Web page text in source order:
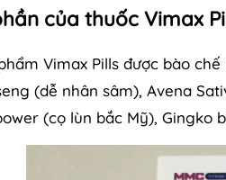
của thuốc Vimax
Vimax Pills được bào
(dễ nhân sâm), Avena
(cọ lùn bắc Mỹ), Gingko